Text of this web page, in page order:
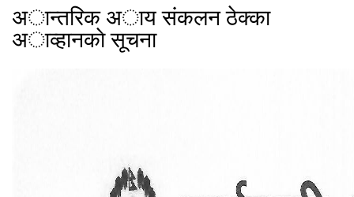
अान्तरिक अाय संकलन ठेक्का
अाव्हानकाे सूचना